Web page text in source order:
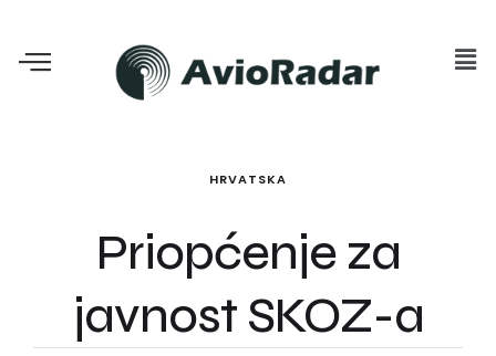
HRVATSKA
Priopćenje za
javnost SKOZ-a